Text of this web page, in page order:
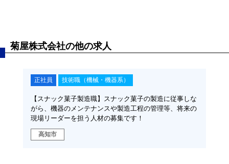
菊屋株式会社の他の求人
正社員 技術職（機械・機器系）
【スナック菓子製造職】スナック菓子の製造に従事しな
がら、機器のメンテナンスや製造工程の管理等、将来の
現場リーダーを担う人材の募集です！
高知市